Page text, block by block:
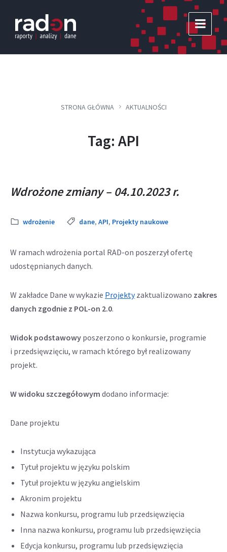
content
main
navigation
footer
STRONA GŁÓWNA AKTUALNOŚCI
Tag: API
Wdrożone zmiany – 04.10.2023 r.
Kategoria:
wdrożenie Tags:
dane, API, Projekty naukowe
W ramach wdrożenia portal RAD-on poszerzył ofertę
udostępnianych danych.
W zakładce Dane w wykazie ProjektyOdnośnik
w
nowej
zaktualizowano zakres
danych zgodnie z POL-on 2.0.
Widok podstawowy poszerzono o konkursie, programie
i przedsięwzięciu, w ramach którego był realizowany
projekt.
W widoku szczegółowym dodano informacje:
Dane projektu
Instytucja wykazująca
Tytuł projektu w języku polskim
Tytuł projektu w języku angielskim
Akronim projektu
Nazwa konkursu, programu lub przedsięwzięcia
Inna nazwa konkursu, programu lub przedsięwzięcia
Edycja konkursu, programu lub przedsięwzięcia